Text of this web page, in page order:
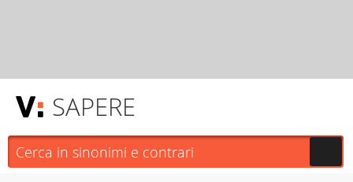
SAPERE